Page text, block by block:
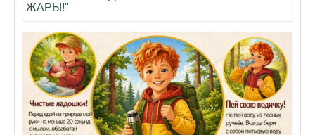
ЖАРЫ!"